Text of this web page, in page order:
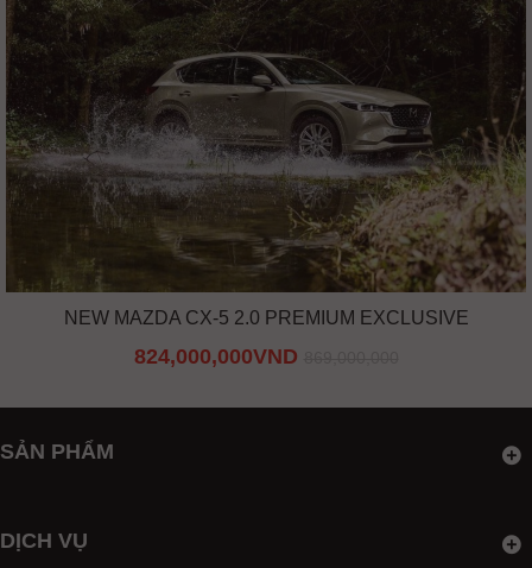
NEW MAZDA CX-5 2.0 PREMIUM EXCLUSIVE
824,000,000VND
SẢN PHẨM
DỊCH VỤ